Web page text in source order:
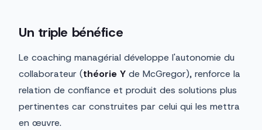
Un triple bénéfice
Le coaching managérial développe l'autonomie du
collaborateur (théorie Y de McGregor), renforce la
relation de confiance et produit des solutions plus
pertinentes car construites par celui qui les mettra
en œuvre.